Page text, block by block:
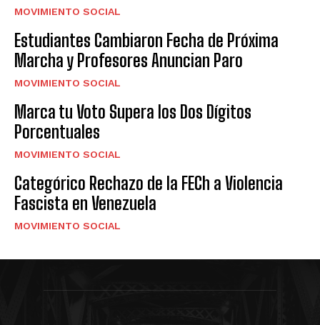
MOVIMIENTO SOCIAL
Estudiantes Cambiaron Fecha de Próxima
Marcha y Profesores Anuncian Paro
MOVIMIENTO SOCIAL
Marca tu Voto Supera los Dos Dígitos
Porcentuales
MOVIMIENTO SOCIAL
Categórico Rechazo de la FECh a Violencia
Fascista en Venezuela
MOVIMIENTO SOCIAL